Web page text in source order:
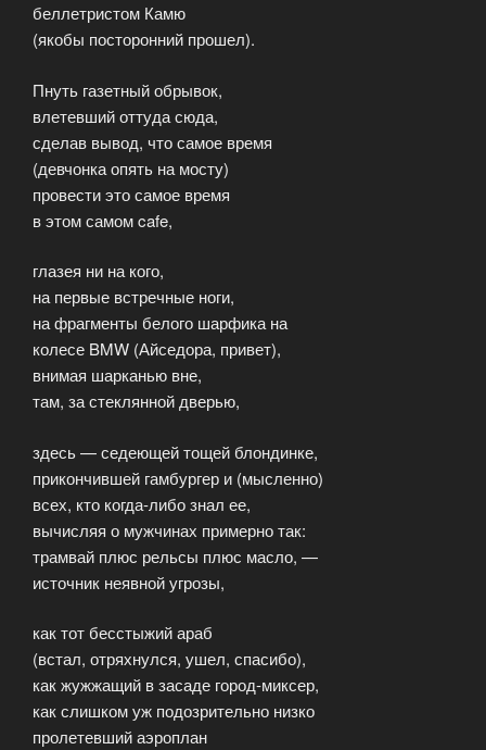
беллетристом Камю
(якобы посторонний прошел).
Пнуть газетный обрывок,
влетевший оттуда сюда,
сделав вывод, что самое время
(девчонка опять на мосту)
провести это самое время
в этом самом cafe,
глазея ни на кого,
на первые встречные ноги,
на фрагменты белого шарфика на
колесе BMW (Айседора, привет),
внимая шарканью вне,
там, за стеклянной дверью,
здесь — седеющей тощей блондинке,
прикончившей гамбургер и (мысленно)
всех, кто когда-либо знал ее,
вычисляя о мужчинах примерно так:
трамвай плюс рельсы плюс масло, —
источник неявной угрозы,
как тот бесстыжий араб
(встал, отряхнулся, ушел, спасибо),
как жужжащий в засаде город-миксер,
как слишком уж подозрительно низко
пролетевший аэроплан